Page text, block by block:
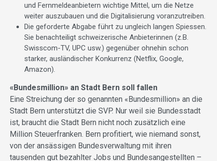
und Fernmeldeanbietern wichtige Mittel, um die Netze
weiter auszubauen und die Digitalisierung voranzutreiben.
Die geforderte Abgabe führt zu ungleich langen Spiessen.
Sie benachteiligt schweizerische Anbieterinnen (z.B.
Swisscom-TV, UPC usw.) gegenüber ohnehin schon
starker, ausländischer Konkurrenz (Netflix, Google,
Amazon).
«Bundesmillion» an Stadt Bern soll fallen
Eine Streichung der so genannten «Bundesmillion» an die
Stadt Bern unterstützt die SVP. Nur weil sie Bundesstadt
ist, braucht die Stadt Bern nicht noch zusätzlich eine
Million Steuerfranken. Bern profitiert, wie niemand sonst,
von der ansässigen Bundesverwaltung mit ihren
tausenden gut bezahlter Jobs und Bundesangestellten –